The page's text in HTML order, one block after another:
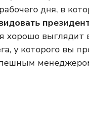
дня, в
хорошо
у которого вы